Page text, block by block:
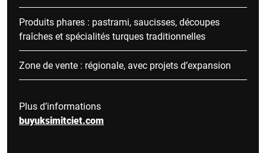
Produits phares : pastrami, saucisses, découpes
fraîches et spécialités turques traditionnelles
Zone de vente : régionale, avec projets d’expansion
Plus d’informations
buyuksimitciet.com